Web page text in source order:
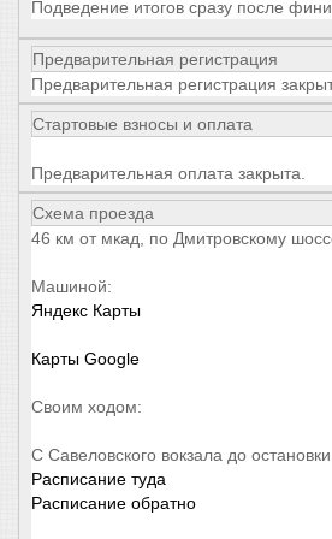
Подведение итогов сразу после
Предварительная регистрация
Предварительная регистрация
Стартовые взносы и оплата
Предварительная оплата закрыта.
Схема проезда
46 км от мкад, по Дмитровскому
Машиной:
Яндекс Карты
Карты Google
Своим ходом:
С Савеловского вокзала до
Расписание туда
Расписание обратно